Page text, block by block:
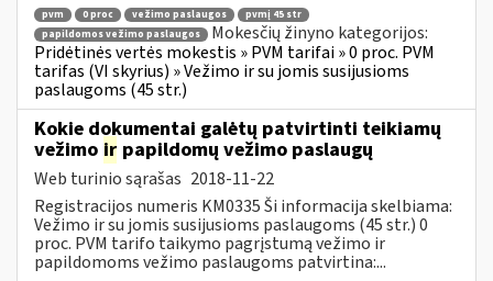
pvm 0 proc vežimo paslaugos
pvmį 45 str
papildomos vežimo paslaugos
Mokesčių žinyno kategorijos:
Pridėtinės vertės mokestis » PVM tarifai » 0 proc. PVM
tarifas (VI skyrius) » Vežimo ir su jomis susijusioms
paslaugoms (45 str.)
Kokie dokumentai galėtų patvirtinti teikiamų
vežimo ir papildomų vežimo paslaugų
Web turinio sąrašas 2018-11-22
Registracijos numeris KM0335 Ši informacija skelbiama:
Vežimo ir su jomis susijusioms paslaugoms (45 str.) 0
proc. PVM tarifo taikymo pagrįstumą vežimo ir
papildomoms vežimo paslaugoms patvirtina:...